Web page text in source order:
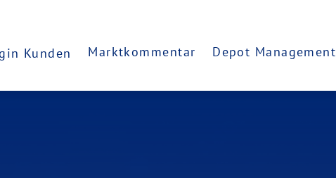
Kunden Marktkommentar Depot Management